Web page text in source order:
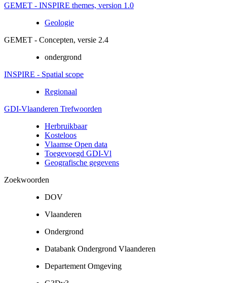
GEMET - INSPIRE themes, version 1.0
Geologie
GEMET - Concepten, versie 2.4
ondergrond
INSPIRE - Spatial scope
Regionaal
GDI-Vlaanderen Trefwoorden
Herbruikbaar
Kosteloos
Vlaamse Open data
Toegevoegd GDI-Vl
Geografische gegevens
Zoekwoorden
DOV
Vlaanderen
Ondergrond
Databank Ondergrond Vlaanderen
Departement Omgeving